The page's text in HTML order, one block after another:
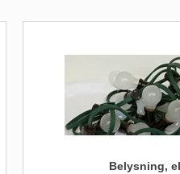
Belysning, el